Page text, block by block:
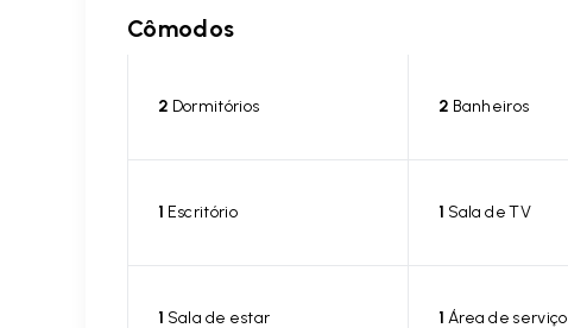
Cômodos
2 Dormitórios 2 Banheiros
1 Escritório 1 Sala de TV
1 Sala de estar 1 Área de serviço